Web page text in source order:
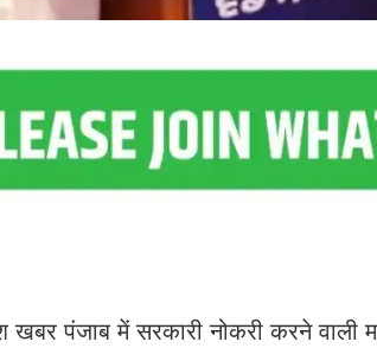
पंजाब में सरकारी नोकरी करने वाली